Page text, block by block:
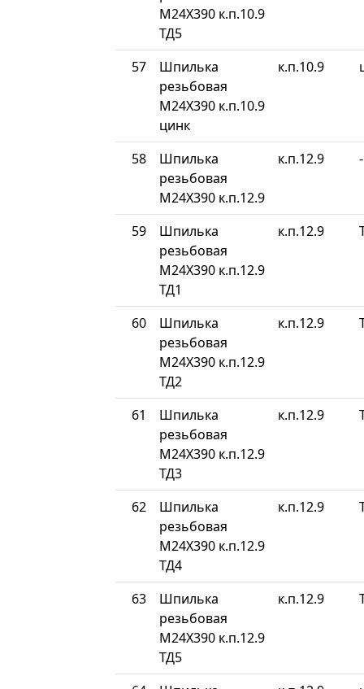
М24Х390 к.п.10.9
ТД5
57
Шпилька
резьбовая
М24Х390 к.п.10.9
цинк
к.п.10.9
58
Шпилька
резьбовая
М24Х390 к.п.12.9
к.п.12.9 -
59
Шпилька
резьбовая
М24Х390 к.п.12.9
ТД1
к.п.12.9
60
Шпилька
резьбовая
М24Х390 к.п.12.9
ТД2
к.п.12.9
61
Шпилька
резьбовая
М24Х390 к.п.12.9
ТД3
к.п.12.9
62
Шпилька
резьбовая
М24Х390 к.п.12.9
ТД4
к.п.12.9
63
Шпилька
резьбовая
М24Х390 к.п.12.9
ТД5
к.п.12.9